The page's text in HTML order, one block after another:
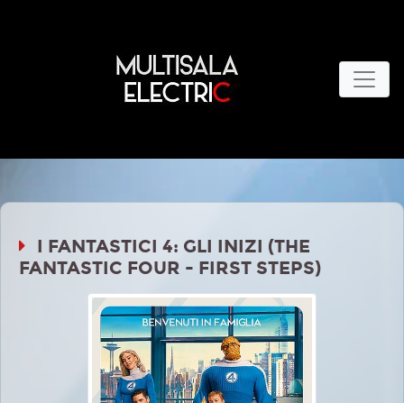
I FANTASTICI 4: GLI INIZI (THE
FANTASTIC FOUR - FIRST STEPS)